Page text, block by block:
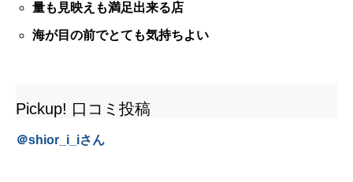
量も見映えも満足出来る店
海が目の前でとても気持ちよい
Pickup! 口コミ投稿
＠shior_i_iさん